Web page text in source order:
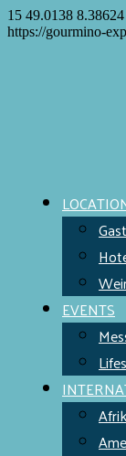
15 49.0138 8.38624
https://gourmino-
EVENTS